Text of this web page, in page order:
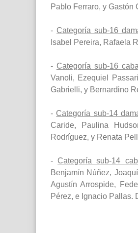
Pablo Ferraro, y Gastón
- Categoría sub-16
Isabel Pereira, Rafaela
- Categoría sub-16
Vanoli, Ezequiel
Gabrielli, y Bernardino
- Categoría sub-14
Caride, Paulina
Rodríguez, y Renata
- Categoría sub-14
Benjamín Núñez,
Agustín Arrospide,
Pérez, e Ignacio Pallas.